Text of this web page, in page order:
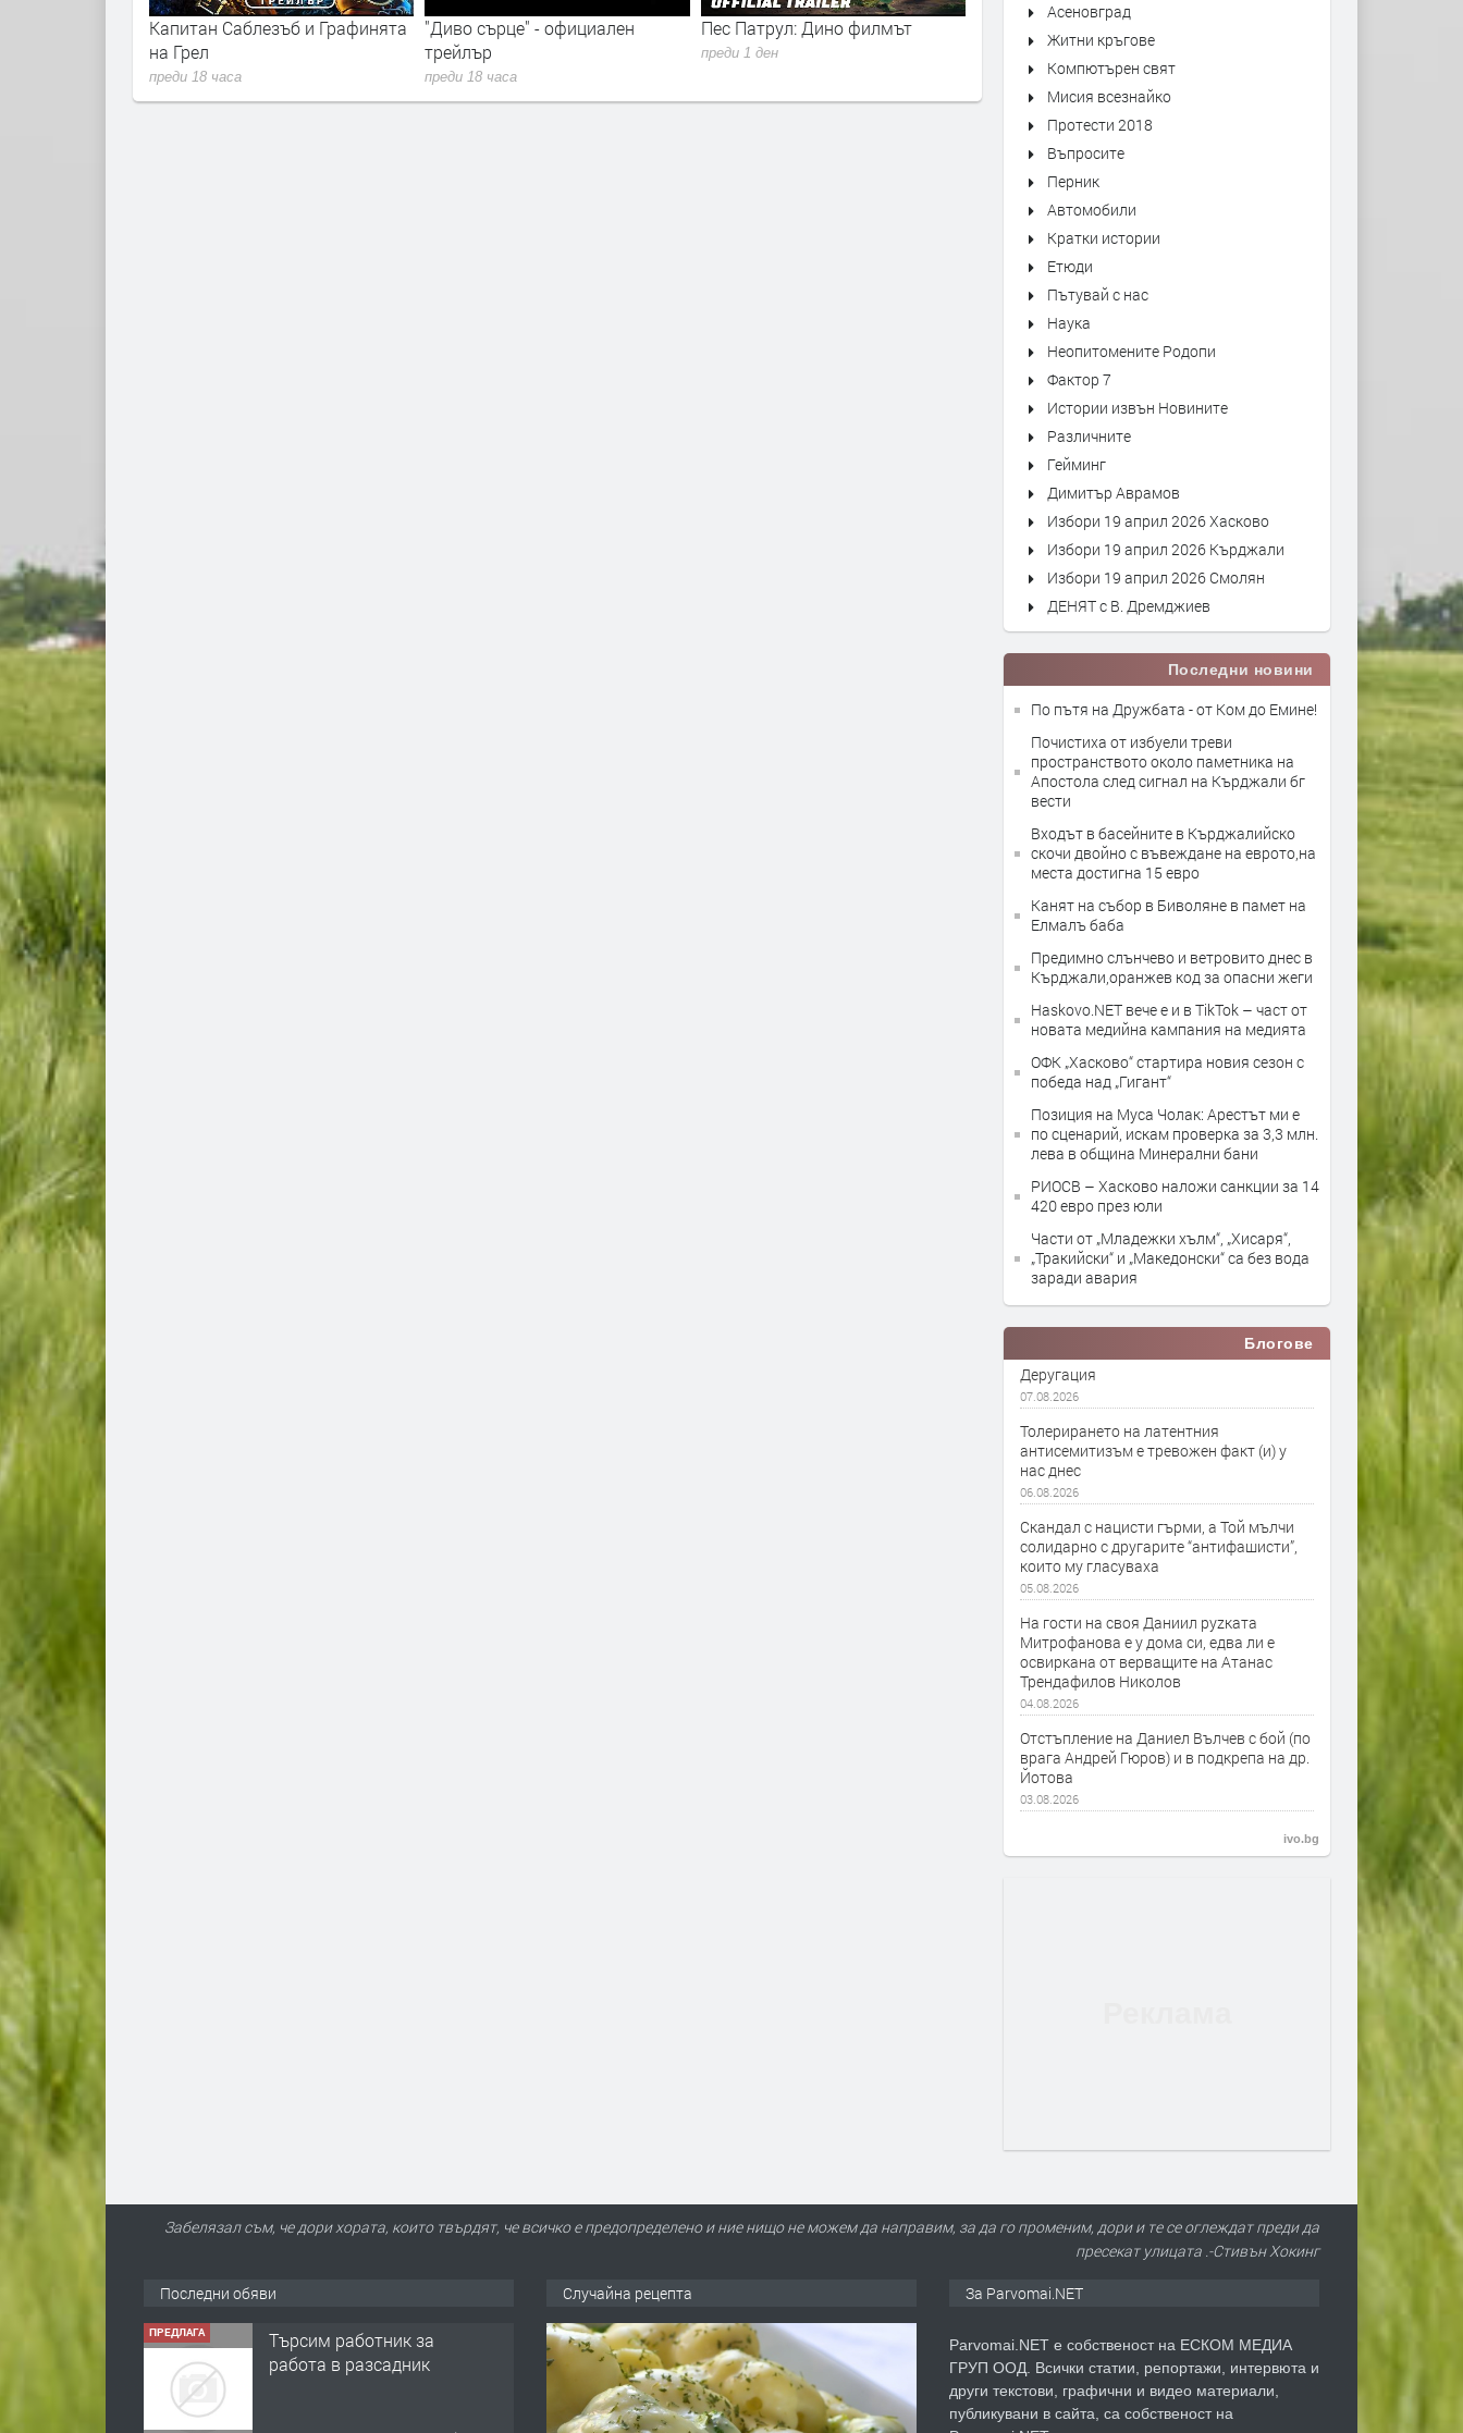
Капитан Саблезъб и Графинята
на Грeл
преди 18 часа
"Диво сърце" - официален
трейлър
преди 18 часа
Пес Патрул: Дино филмът
преди 1 ден
Краят на Оук Стрийт
Асеновград
Житни кръгове
Компютърен свят
Мисия всезнайко
Протести 2018
Въпросите
Перник
Автомобили
Кратки истории
Етюди
Пътувай с нас
Наука
Неопитомените Родопи
Фактор 7
Истории извън Новините
Различните
Гейминг
Димитър Аврамов
Избори 19 април 2026 Хасково
Избори 19 април 2026 Кърджали
Избори 19 април 2026 Смолян
ДЕНЯТ с В. Дремджиев
Последни новини
По пътя на Дружбата - от Ком до Емине!
Почистиха от избуели треви
пространството около паметника на
Апостола след сигнал на Кърджали бг
вести
Входът в басейните в Кърджалийско
скочи двойно с въвеждане на еврото,на
места достигна 15 евро
Канят на събор в Биволяне в памет на
Елмалъ баба
Предимно слънчево и ветровито днес в
Кърджали,оранжев код за опасни жеги
Haskovo.NET вече е и в TikTok – част от
новата медийна кампания на медията
ОФК „Хасково“ стартира новия сезон с
победа над „Гигант“
Позиция на Муса Чолак: Арестът ми е
по сценарий, искам проверка за 3,3 млн.
лева в община Минерални бани
РИОСВ – Хасково наложи санкции за 14
420 евро през юли
Части от „Младежки хълм“, „Хисаря“,
„Тракийски“ и „Македонски“ са без вода
заради авария
Блогове
Деругация
07.08.2026
Толерирането на латентния
антисемитизъм е тревожен факт (и) у
нас днес
06.08.2026
Скандал с нацисти гърми, а Той мълчи
солидарно с другарите “антифашисти”,
които му гласуваха
05.08.2026
На гости на своя Даниил руzката
Митрофанова е у дома си, едва ли е
освиркана от верващите на Атанас
Трендафилов Николов
04.08.2026
Отстъпление на Даниел Вълчев с бой (по
врага Андрей Гюров) и в подкрепа на др.
Йотова
03.08.2026
ivo.bg
Забелязал съм, че дори хората, които твърдят, че всичко е предопределено и ние нищо не можем да направим, за да го променим, дори и те се оглеждат преди да
пресекат улицата .-Стивън Хокинг
Последни обяви
ПРЕДЛАГА
Търсим работник за
работа в разсадник
Случайна рецепта За Parvomai.NET
Parvomai.NET е собственост на ЕСКОМ МЕДИА
ГРУП ООД. Всички статии, репортажи, интервюта и
други текстови, графични и видео материали,
публикувани в сайта, са собственост на